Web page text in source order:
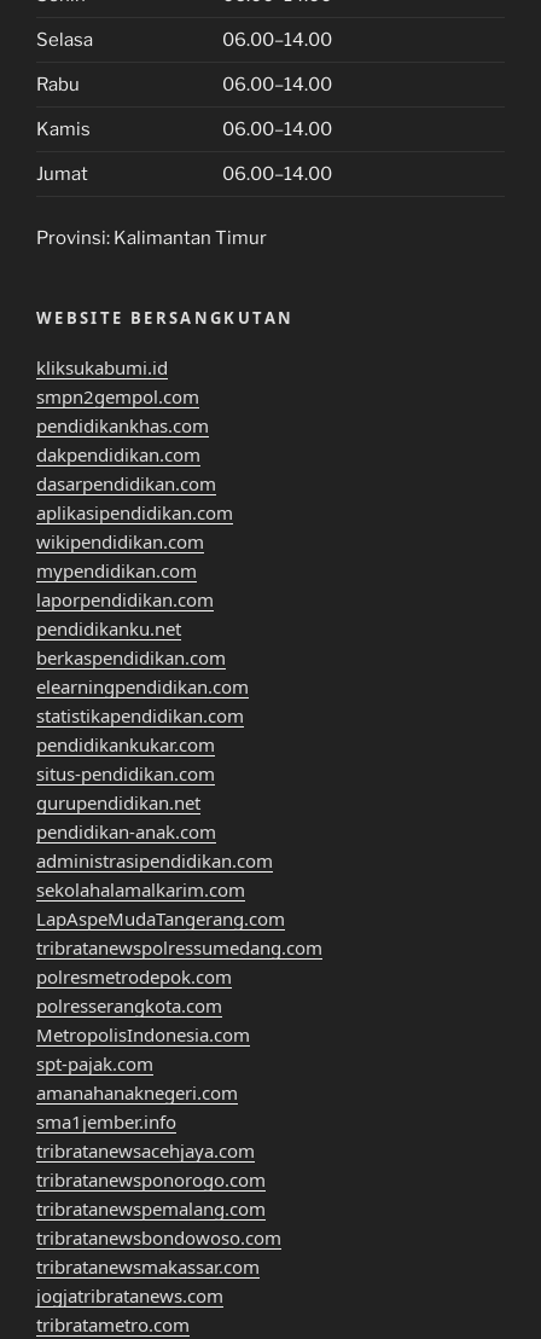
Selasa 06.00–14.00
Rabu 06.00–14.00
Kamis 06.00–14.00
Jumat 06.00–14.00
Provinsi: Kalimantan Timur
WEBSITE BERSANGKUTAN
kliksukabumi.id
smpn2gempol.com
pendidikankhas.com
dakpendidikan.com
dasarpendidikan.com
aplikasipendidikan.com
wikipendidikan.com
mypendidikan.com
laporpendidikan.com
pendidikanku.net
berkaspendidikan.com
elearningpendidikan.com
statistikapendidikan.com
pendidikankukar.com
situs-pendidikan.com
gurupendidikan.net
pendidikan-anak.com
administrasipendidikan.com
sekolahalamalkarim.com
LapAspeMudaTangerang.com
tribratanewspolressumedang.com
polresmetrodepok.com
polresserangkota.com
MetropolisIndonesia.com
spt-pajak.com
amanahanaknegeri.com
sma1jember.info
tribratanewsacehjaya.com
tribratanewsponorogo.com
tribratanewspemalang.com
tribratanewsbondowoso.com
tribratanewsmakassar.com
jogjatribratanews.com
tribratametro.com